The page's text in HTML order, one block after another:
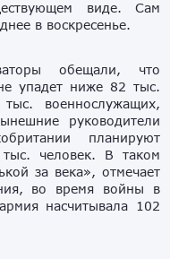
виде. Сам
в воскресенье.
обещали, что
упадет ниже 82 тыс.
военнослужащих,
руководители
планируют
человек. В таком
за века», отмечает
во время войны в
насчитывала 102